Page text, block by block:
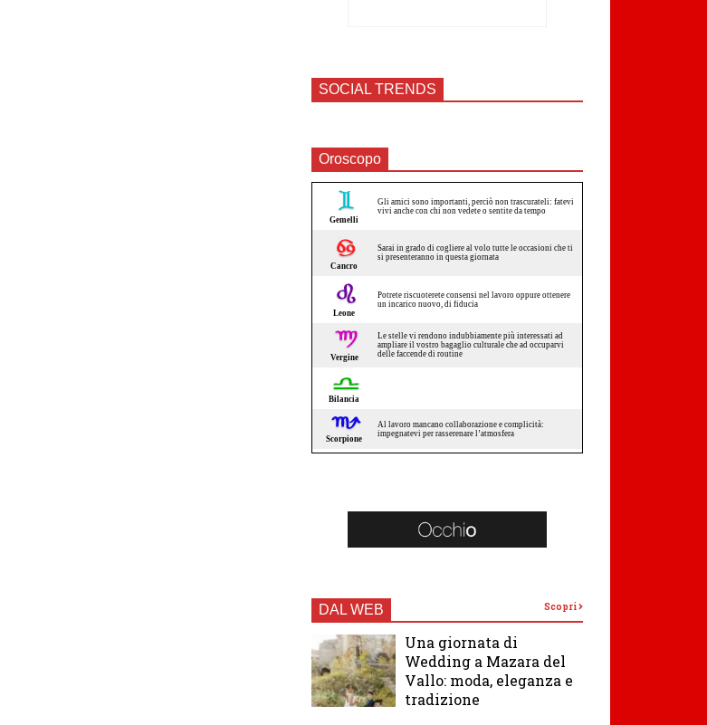
SOCIAL TRENDS
Oroscopo
DAL WEB Scopri
Una giornata di
Wedding a Mazara del
Vallo: moda, eleganza e
tradizione